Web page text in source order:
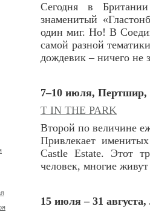
Сегодня в
знаменитый
один миг. Но! В
самой разной
дождевик – ничего не
7–10 июля,
T IN THE PARK
Второй по величине
Привлекает
Castle Estate. Этот
человек, многие
15 июля – 31